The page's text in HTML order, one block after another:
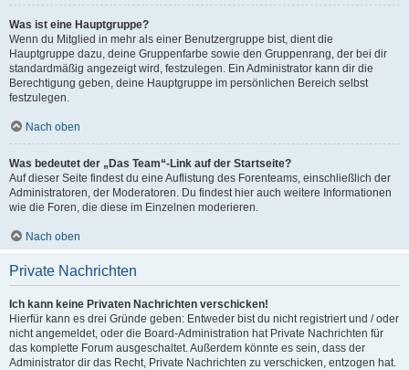
Was ist eine Hauptgruppe?
Wenn du Mitglied in mehr als einer Benutzergruppe bist, dient die
Hauptgruppe dazu, deine Gruppenfarbe sowie den Gruppenrang, der bei dir
standardmäßig angezeigt wird, festzulegen. Ein Administrator kann dir die
Berechtigung geben, deine Hauptgruppe im persönlichen Bereich selbst
festzulegen.
Nach oben
Was bedeutet der „Das Team“-Link auf der Startseite?
Auf dieser Seite findest du eine Auflistung des Forenteams, einschließlich der
Administratoren, der Moderatoren. Du findest hier auch weitere Informationen
wie die Foren, die diese im Einzelnen moderieren.
Nach oben
Private Nachrichten
Ich kann keine Privaten Nachrichten verschicken!
Hierfür kann es drei Gründe geben: Entweder bist du nicht registriert und / oder
nicht angemeldet, oder die Board-Administration hat Private Nachrichten für
das komplette Forum ausgeschaltet. Außerdem könnte es sein, dass der
Administrator dir das Recht, Private Nachrichten zu verschicken, entzogen hat.